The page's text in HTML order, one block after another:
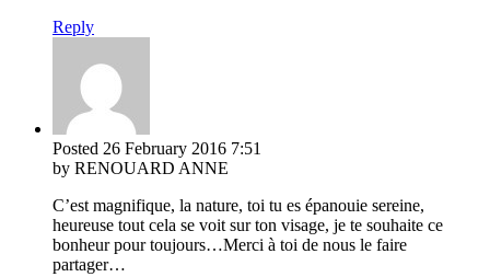
Reply
Posted 26 February 2016 7:51
by RENOUARD ANNE
C’est magnifique, la nature, toi tu es épanouie sereine,
heureuse tout cela se voit sur ton visage, je te souhaite ce
bonheur pour toujours…Merci à toi de nous le faire
partager…